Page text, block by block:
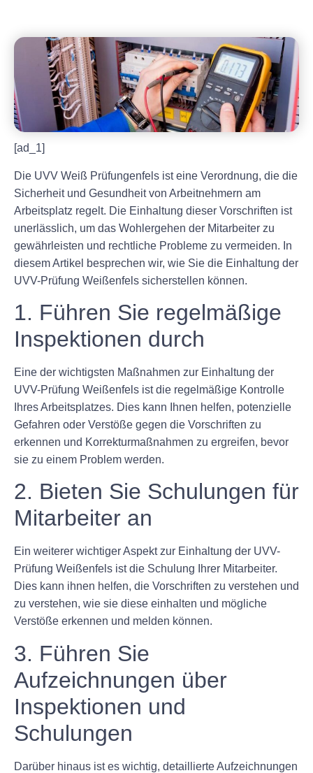
[ad_1]
Die UVV Weiß Prüfungenfels ist eine Verordnung, die die
Sicherheit und Gesundheit von Arbeitnehmern am
Arbeitsplatz regelt. Die Einhaltung dieser Vorschriften ist
unerlässlich, um das Wohlergehen der Mitarbeiter zu
gewährleisten und rechtliche Probleme zu vermeiden. In
diesem Artikel besprechen wir, wie Sie die Einhaltung der
UVV-Prüfung Weißenfels sicherstellen können.
1. Führen Sie regelmäßige
Inspektionen durch
Eine der wichtigsten Maßnahmen zur Einhaltung der
UVV-Prüfung Weißenfels ist die regelmäßige Kontrolle
Ihres Arbeitsplatzes. Dies kann Ihnen helfen, potenzielle
Gefahren oder Verstöße gegen die Vorschriften zu
erkennen und Korrekturmaßnahmen zu ergreifen, bevor
sie zu einem Problem werden.
2. Bieten Sie Schulungen für
Mitarbeiter an
Ein weiterer wichtiger Aspekt zur Einhaltung der UVV-
Prüfung Weißenfels ist die Schulung Ihrer Mitarbeiter.
Dies kann ihnen helfen, die Vorschriften zu verstehen und
zu verstehen, wie sie diese einhalten und mögliche
Verstöße erkennen und melden können.
3. Führen Sie
Aufzeichnungen über
Inspektionen und
Schulungen
Darüber hinaus ist es wichtig, detaillierte Aufzeichnungen